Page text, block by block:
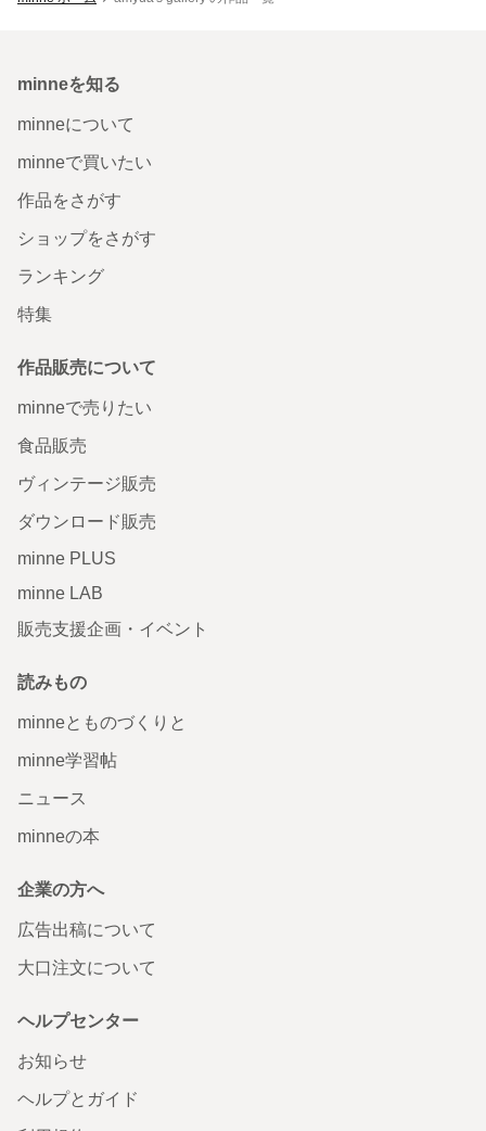
minneを知る
minneについて
minneで買いたい
作品をさがす
ショップをさがす
ランキング
特集
作品販売について
minneで売りたい
食品販売
ヴィンテージ販売
ダウンロード販売
minne PLUS
minne LAB
販売支援企画・イベント
読みもの
minneとものづくりと
minne学習帖
ニュース
minneの本
企業の方へ
広告出稿について
大口注文について
ヘルプセンター
お知らせ
ヘルプとガイド